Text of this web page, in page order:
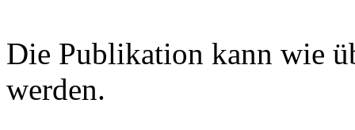
Die Publikation kann wie
werden.